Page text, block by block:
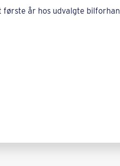
år hos udvalgte